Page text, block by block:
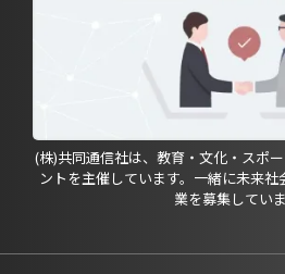
(株)共同通信社は、教育・文化・スポ
ントを主催しています。一緒に未来
業を募集していま